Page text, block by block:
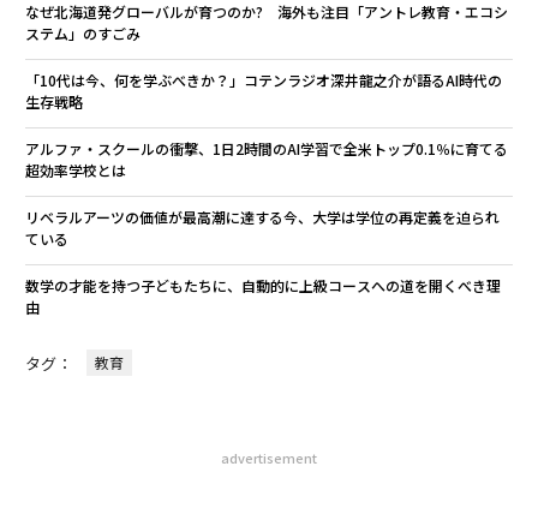
なぜ北海道発グローバルが育つのか? 海外も注目「アントレ教育・エコシ
ステム」のすごみ
「10代は今、何を学ぶべきか？」コテンラジオ深井龍之介が語るAI時代の
生存戦略
アルファ・スクールの衝撃、1日2時間のAI学習で全米トップ0.1％に育てる
超効率学校とは
リベラルアーツの価値が最高潮に達する今、大学は学位の再定義を迫られ
ている
数学の才能を持つ子どもたちに、自動的に上級コースへの道を開くべき理
由
タグ： 教育
advertisement